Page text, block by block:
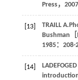
Press，
[13]
TRAILL
Bushman［
1985：208-
[14]